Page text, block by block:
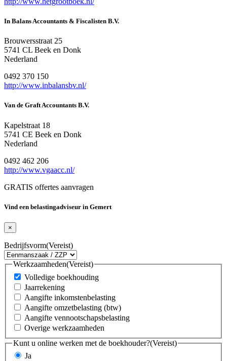
In Balans Accountants & Fiscalisten B.V.
Brouwersstraat 25
5741 CL Beek en Donk
Nederland
0492 370 150
http://www.inbalansbv.nl/
Van de Graft Accountants B.V.
Kapelstraat 18
5741 CE Beek en Donk
Nederland
0492 462 206
http://www.vgaacc.nl/
GRATIS offertes aanvragen
Vind een belastingadviseur in Gemert
×
Bedrijfsvorm(Vereist)
Werkzaamheden(Vereist)
Volledige boekhouding
Jaarrekening
Aangifte inkomstenbelasting
Aangifte omzetbelasting (btw)
Aangifte vennootschapsbelasting
Overige werkzaamheden
Kunt u online werken met de boekhouder?(Vereist)
Ja